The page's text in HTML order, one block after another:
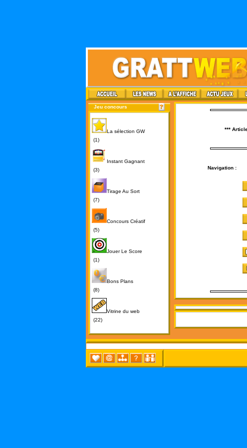
Jeu concours
La sélection GW
(1)
Instant Gagnant
(3)
Tirage Au Sort
(7)
Concours Créatif
(5)
Jouer Le Score
(1)
Bons Plans
(8)
Vitrine du web
(22)
***
Navigation :